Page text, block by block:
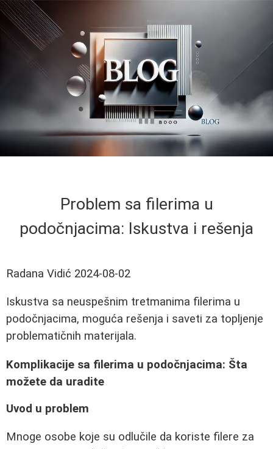
Problem sa filerima u
podočnjacima: Iskustva i rešenja
Radana Vidić 2024-08-02
Iskustva sa neuspešnim tretmanima filerima u
podočnjacima, moguća rešenja i saveti za topljenje
problematičnih materijala.
Komplikacije sa filerima u podočnjacima: Šta
možete da uradite
Uvod u problem
Mnoge osobe koje su odlučile da koriste filere za